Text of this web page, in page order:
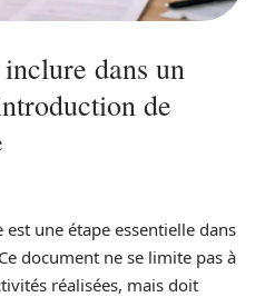
dans un
de
une étape essentielle dans
document ne se limite pas à
réalisées, mais doit